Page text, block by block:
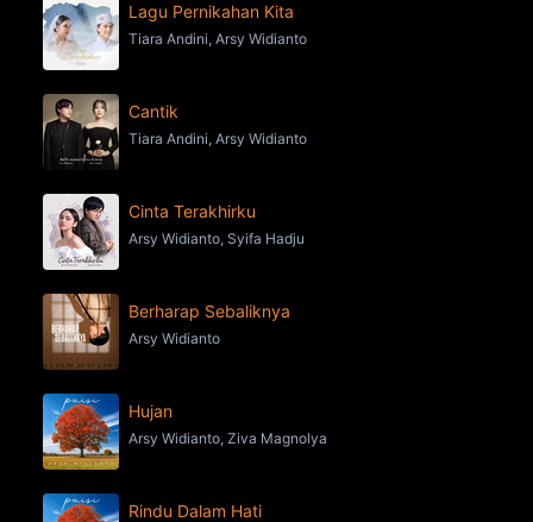
Lagu Pernikahan Kita
Tiara Andini, Arsy Widianto
Cantik
Tiara Andini, Arsy Widianto
Cinta Terakhirku
Arsy Widianto, Syifa Hadju
Berharap Sebaliknya
Arsy Widianto
Hujan
Arsy Widianto, Ziva Magnolya
Rindu Dalam Hati